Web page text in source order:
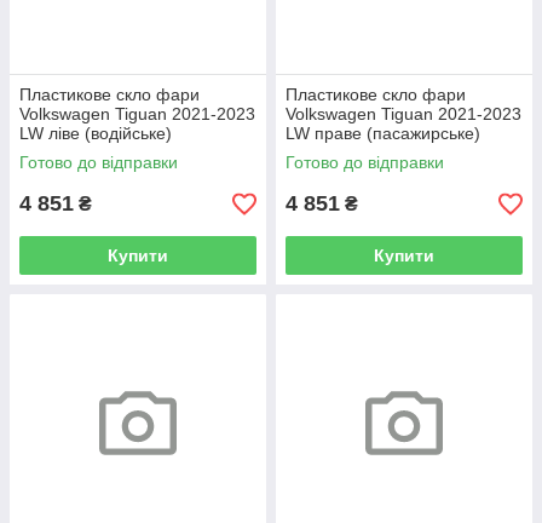
Пластикове скло фари
Volkswagen Tiguan 2021-2023
LW ліве (водійське)
Готово до відправки
4 851 ₴
Купити
Пластикове скло фари
Volkswagen Tiguan 2021-2023
LW праве (пасажирське)
Готово до відправки
4 851 ₴
Купити